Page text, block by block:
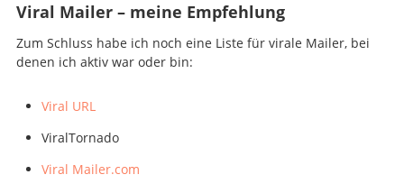
Viral Mailer – meine Empfehlung
Zum Schluss habe ich noch eine Liste für virale Mailer, bei
denen ich aktiv war oder bin:
Viral URL
ViralTornado
Viral Mailer.com